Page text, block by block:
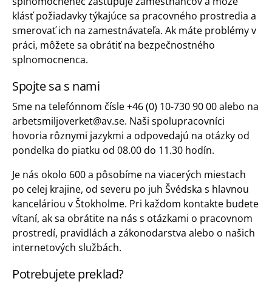
klásť požiadavky týkajúce sa pracovného prostredia a
smerovať ich na zamestnávateľa. Ak máte problémy v
práci, môžete sa obrátiť na bezpečnostného
splnomocnenca.
Spojte sa s nami
Sme na telefónnom čísle +46 (0) 10-730 90 00 alebo na
arbetsmiljoverket@av.se. Naši spolupracovníci
hovoria rôznymi jazykmi a odpovedajú na otázky od
pondelka do piatku od 08.00 do 11.30 hodín.
Je nás okolo 600 a pôsobíme na viacerých miestach
po celej krajine, od severu po juh Švédska s hlavnou
kanceláriou v Štokholme. Pri každom kontakte budete
vítaní, ak sa obrátite na nás s otázkami o pracovnom
prostredí, pravidlách a zákonodarstva alebo o našich
internetových službách.
Potrebujete preklad?